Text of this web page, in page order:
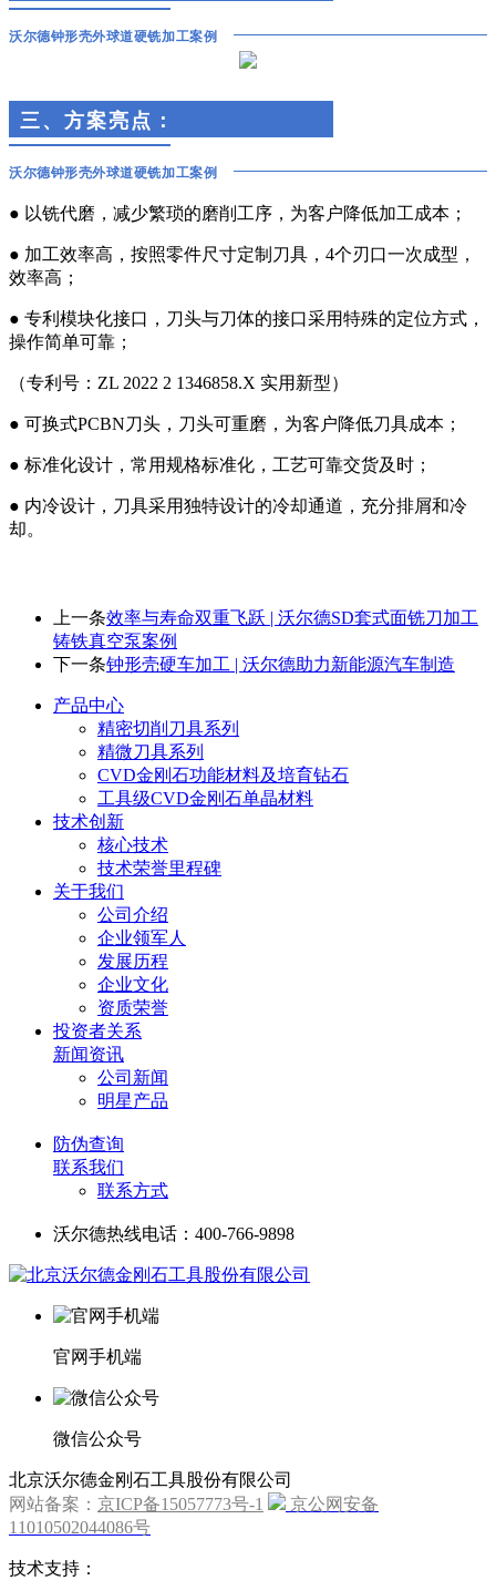
沃尔德钟形壳外球道硬铣加工案例
三、 方案亮点：
沃尔德钟形壳外球道硬铣加工案例
● 以铣代磨，减少繁琐的磨削工序，为客户降低加工成本；
● 加工效率高，按照零件尺寸定制刀具，4个刃口一次成型，
效率高；
● 专利模块化接口，刀头与刀体的接口采用特殊的定位方式，
操作简单可靠；
（专利号：ZL 2022 2 1346858.X 实用新型）
● 可换式PCBN刀头，刀头可重磨，为客户降低刀具成本；
● 标准化设计，常用规格标准化，工艺可靠交货及时；
● 内冷设计，刀具采用独特设计的冷却通道，充分排屑和冷
却。
上一条效率与寿命双重飞跃 | 沃尔德SD套式面铣刀加工
铸铁真空泵案例
下一条钟形壳硬车加工 | 沃尔德助力新能源汽车制造
产品中心
精密切削刀具系列
精微刀具系列
CVD金刚石功能材料及培育钻石
工具级CVD金刚石单晶材料
技术创新
核心技术
技术荣誉里程碑
关于我们
公司介绍
企业领军人
发展历程
企业文化
资质荣誉
投资者关系
新闻资讯
公司新闻
明星产品
防伪查询
联系我们
联系方式
沃尔德热线电话：400-766-9898
官网手机端
微信公众号
北京沃尔德金刚石工具股份有限公司
网站备案： 京ICP备15057773号-1
京公网安备
11010502044086号
技术支持：